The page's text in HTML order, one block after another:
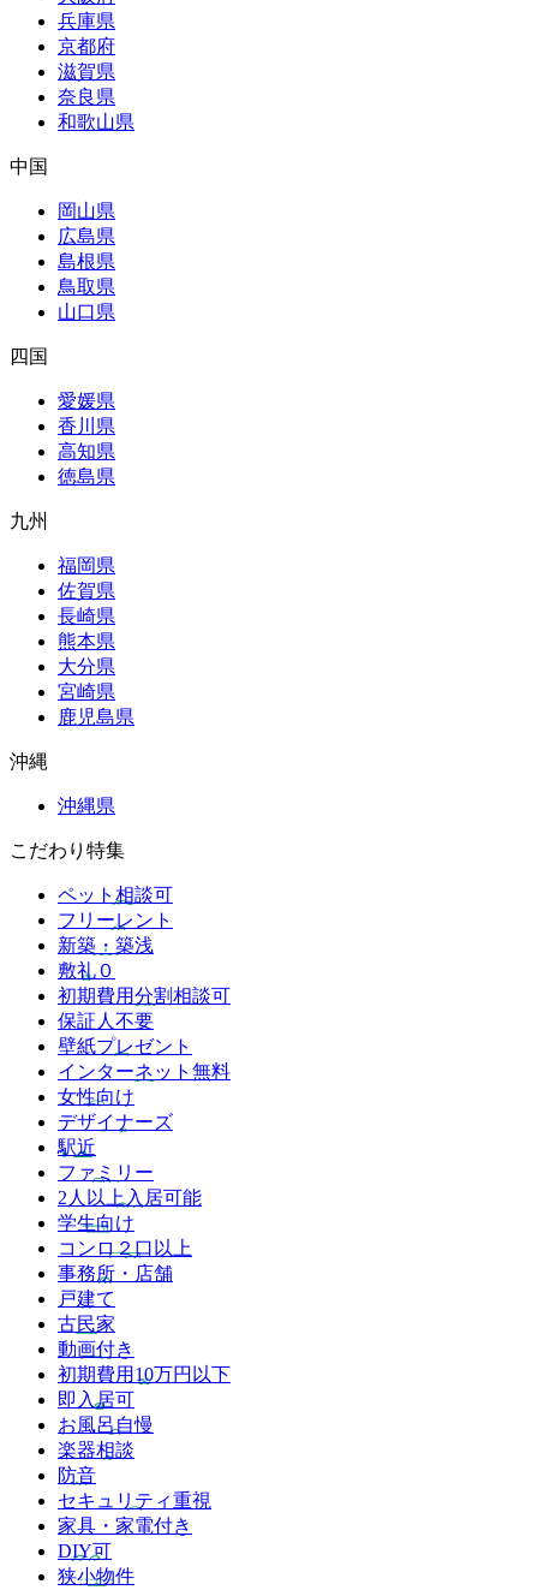
兵庫県
京都府
滋賀県
奈良県
和歌山県
中国
岡山県
広島県
島根県
鳥取県
山口県
四国
愛媛県
香川県
高知県
徳島県
九州
福岡県
佐賀県
長崎県
熊本県
大分県
宮崎県
鹿児島県
沖縄
沖縄県
こだわり特集
ペット相談可
フリーレント
新築・築浅
敷礼０
初期費用分割相談可
保証人不要
壁紙プレゼント
インターネット無料
女性向け
デザイナーズ
駅近
ファミリー
2人以上入居可能
学生向け
コンロ２口以上
事務所・店舗
戸建て
古民家
動画付き
初期費用10万円以下
即入居可
お風呂自慢
楽器相談
防音
セキュリティ重視
家具・家電付き
DIY可
狭小物件